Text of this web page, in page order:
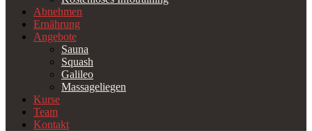
Abnehmen
Ernährung
Angebote
Sauna
Squash
Galileo
Massageliegen
Kurse
Team
Kontakt